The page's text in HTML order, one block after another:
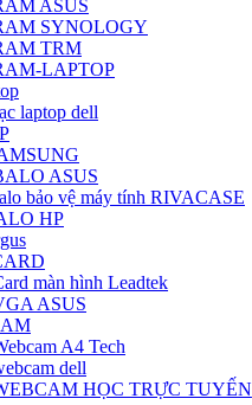
ASUS
SYNOLOGY
TRM
LAPTOP
laptop dell
ASUS
bảo vệ máy tính RIVACASE
HP
màn hình Leadtek
ASUS
A4 Tech
dell
HỌC TRỰC TUYẾN